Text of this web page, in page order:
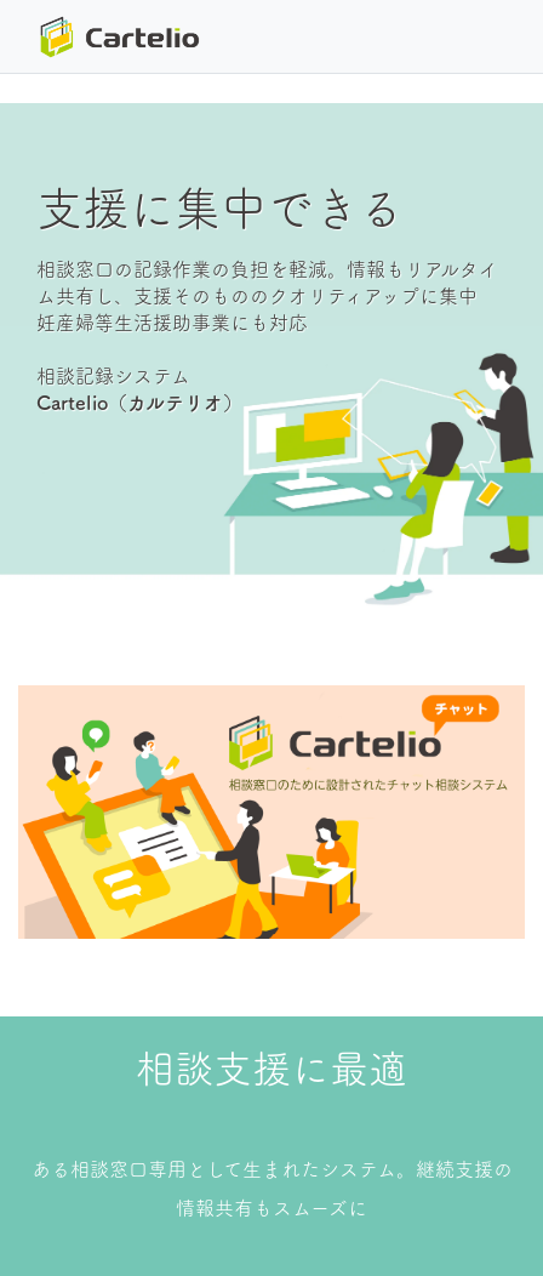
支援に集中できる
相談窓口の記録作業の負担を軽減。情報もリアルタイ
ム共有し、支援そのもののクオリティアップに集中
妊産婦等生活援助事業にも対応
相談記録システム
Cartelio（カルテリオ）
相談支援に最適
ある相談窓口専用として生まれたシステム。継続支援の
情報共有もスムーズに